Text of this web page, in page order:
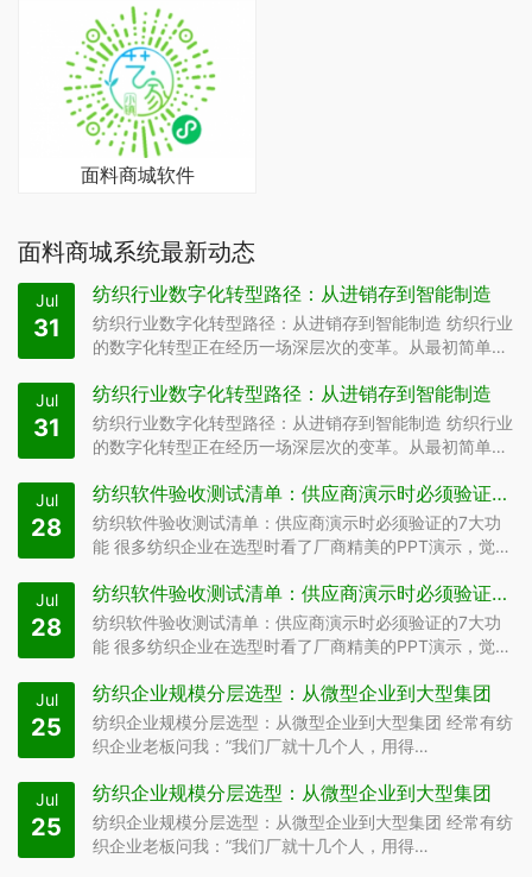
面料商城软件
面料商城系统最新动态
Jul
31
纺织行业数字化转型路径：从进销存到智能制造
纺织行业数字化转型路径：从进销存到智能制造 纺织行业
的数字化转型正在经历一场深层次的变革。从最初简单的
Jul
31
纺织行业数字化转型路径：从进销存到智能制造
纺织行业数字化转型路径：从进销存到智能制造 纺织行业
的数字化转型正在经历一场深层次的变革。从最初简单的
Jul
28
纺织软件验收测试清单：供应商演示时必须验证的7大功能
纺织软件验收测试清单：供应商演示时必须验证的7大功
能 很多纺织企业在选型时看了厂商精美的PPT演示，觉
Jul
28
纺织软件验收测试清单：供应商演示时必须验证的7大功能
纺织软件验收测试清单：供应商演示时必须验证的7大功
能 很多纺织企业在选型时看了厂商精美的PPT演示，觉
Jul
25
纺织企业规模分层选型：从微型企业到大型集团
纺织企业规模分层选型：从微型企业到大型集团 经常有纺
织企业老板问我：”我们厂就十几个人，用得…
Jul
25
纺织企业规模分层选型：从微型企业到大型集团
纺织企业规模分层选型：从微型企业到大型集团 经常有纺
织企业老板问我：”我们厂就十几个人，用得…